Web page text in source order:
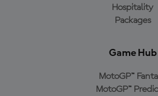
Hospitality
Packages
Game Hub
MotoGP™
MotoGP™